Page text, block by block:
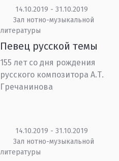
14.10.2019 - 31.10.2019
Зал нотно-музыкальной
литературы
Певец русской темы
155 лет со дня рождения
русского композитора А.Т.
Гречанинова
14.10.2019 - 31.10.2019
Зал нотно-музыкальной
литературы